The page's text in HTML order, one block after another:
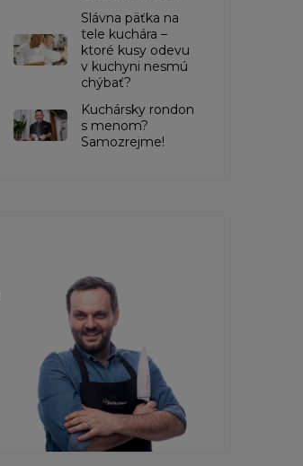
Slávna päťka na
tele kuchára –
ktoré kusy odevu
v kuchyni nesmú
chýbať?
Kuchársky rondon
s menom?
Samozrejme!